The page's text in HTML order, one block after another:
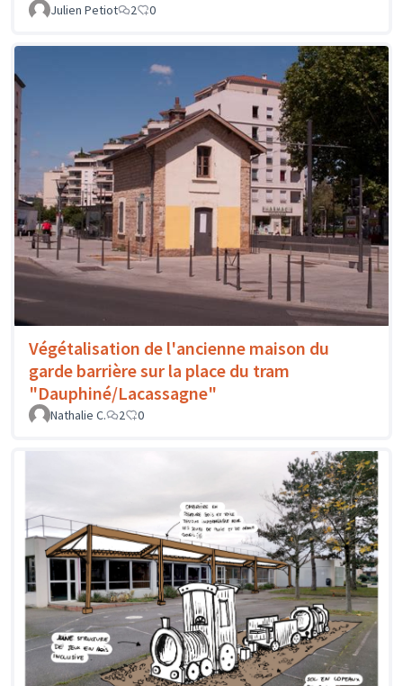
Julien Petiot
2 0
Végétalisation de l'ancienne maison du
garde barrière sur la place du tram
"Dauphiné/Lacassagne"
Nathalie C. 2 0